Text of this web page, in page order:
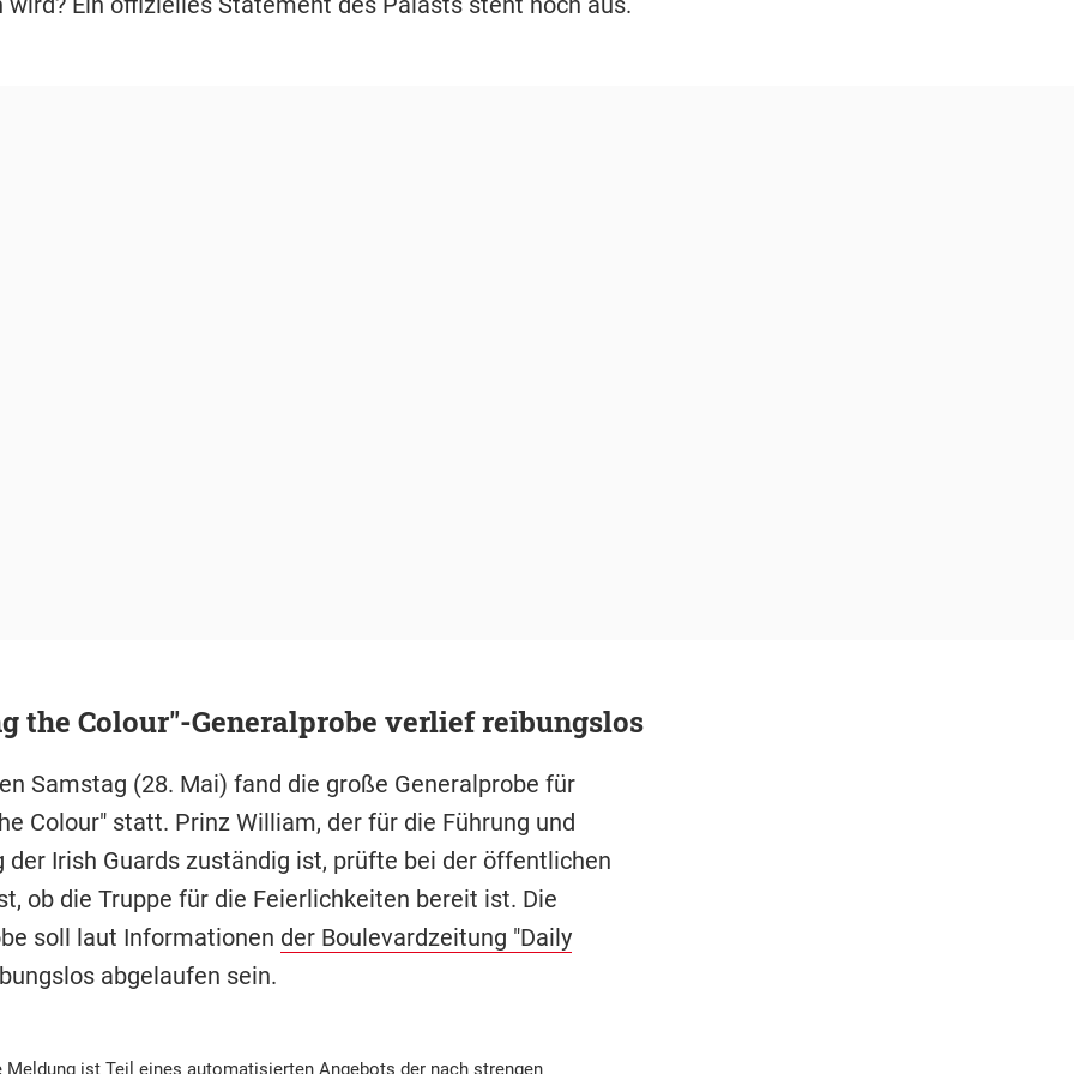
the Colour"-Generalprobe verlief reibungslos
Samstag (28. Mai) fand die große Generalprobe für
Colour" statt. Prinz William, der für die Führung und
der Irish Guards zuständig ist, prüfte bei der öffentlichen
ob die Truppe für die Feierlichkeiten bereit ist. Die
soll laut Informationen der Boulevardzeitung "Daily
abgelaufen sein.
ist Teil eines automatisierten Angebots der nach strengen